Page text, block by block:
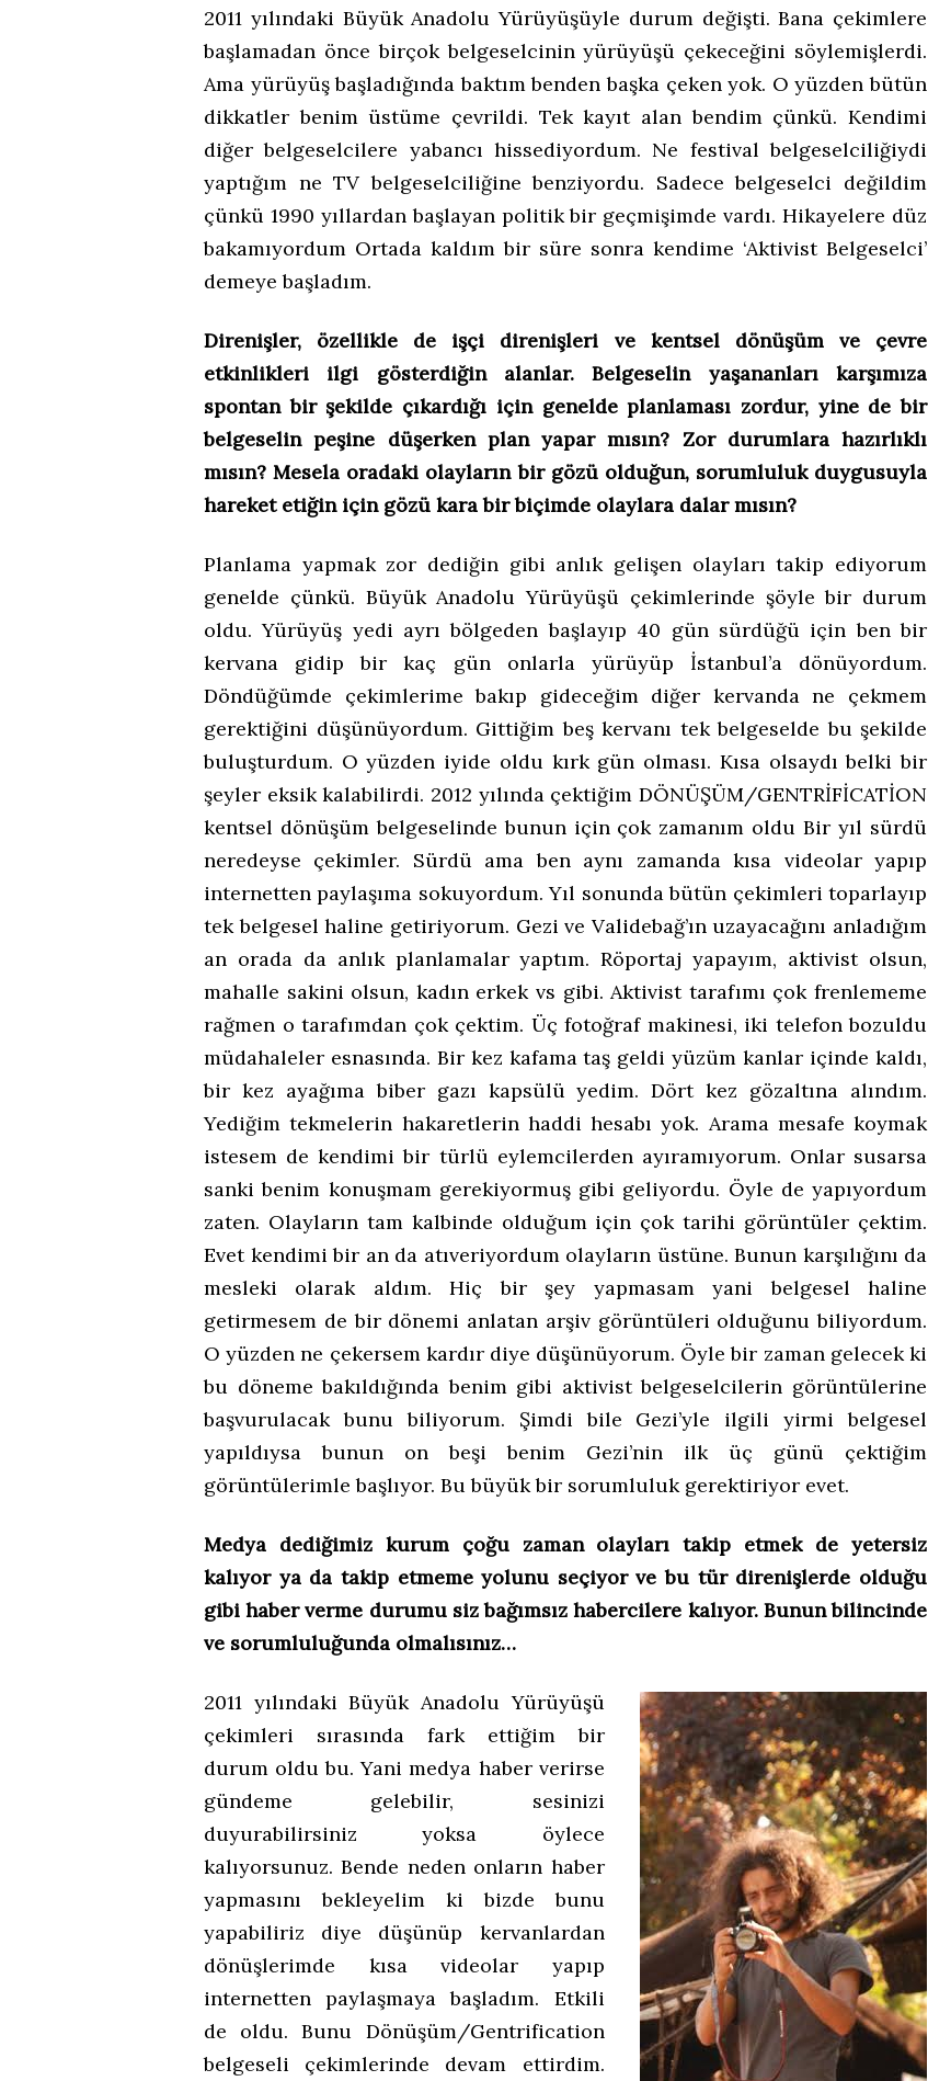
2011 yılındaki Büyük Anadolu Yürüyüşüyle durum değişti. Bana çekimlere
başlamadan önce birçok belgeselcinin yürüyüşü çekeceğini söylemişlerdi.
Ama yürüyüş başladığında baktım benden başka çeken yok. O yüzden bütün
dikkatler benim üstüme çevrildi. Tek kayıt alan bendim çünkü. Kendimi
diğer belgeselcilere yabancı hissediyordum. Ne festival belgeselciliğiydi
yaptığım ne TV belgeselciliğine benziyordu. Sadece belgeselci değildim
çünkü 1990 yıllardan başlayan politik bir geçmişimde vardı. Hikayelere düz
bakamıyordum Ortada kaldım bir süre sonra kendime ‘Aktivist Belgeselci’
demeye başladım.
Direnişler, özellikle de işçi direnişleri ve kentsel dönüşüm ve çevre
etkinlikleri ilgi gösterdiğin alanlar. Belgeselin yaşananları karşımıza
spontan bir şekilde çıkardığı için genelde planlaması zordur, yine de bir
belgeselin peşine düşerken plan yapar mısın? Zor durumlara hazırlıklı
mısın? Mesela oradaki olayların bir gözü olduğun, sorumluluk duygusuyla
hareket etiğin için gözü kara bir biçimde olaylara dalar mısın?
Planlama yapmak zor dediğin gibi anlık gelişen olayları takip ediyorum
genelde çünkü. Büyük Anadolu Yürüyüşü çekimlerinde şöyle bir durum
oldu. Yürüyüş yedi ayrı bölgeden başlayıp 40 gün sürdüğü için ben bir
kervana gidip bir kaç gün onlarla yürüyüp İstanbul’a dönüyordum.
Döndüğümde çekimlerime bakıp gideceğim diğer kervanda ne çekmem
gerektiğini düşünüyordum. Gittiğim beş kervanı tek belgeselde bu şekilde
buluşturdum. O yüzden iyide oldu kırk gün olması. Kısa olsaydı belki bir
şeyler eksik kalabilirdi. 2012 yılında çektiğim DÖNÜŞÜM/GENTRİFİCATİON
kentsel dönüşüm belgeselinde bunun için çok zamanım oldu Bir yıl sürdü
neredeyse çekimler. Sürdü ama ben aynı zamanda kısa videolar yapıp
internetten paylaşıma sokuyordum. Yıl sonunda bütün çekimleri toparlayıp
tek belgesel haline getiriyorum. Gezi ve Validebağ’ın uzayacağını anladığım
an orada da anlık planlamalar yaptım. Röportaj yapayım, aktivist olsun,
mahalle sakini olsun, kadın erkek vs gibi. Aktivist tarafımı çok frenlememe
rağmen o tarafımdan çok çektim. Üç fotoğraf makinesi, iki telefon bozuldu
müdahaleler esnasında. Bir kez kafama taş geldi yüzüm kanlar içinde kaldı,
bir kez ayağıma biber gazı kapsülü yedim. Dört kez gözaltına alındım.
Yediğim tekmelerin hakaretlerin haddi hesabı yok. Arama mesafe koymak
istesem de kendimi bir türlü eylemcilerden ayıramıyorum. Onlar susarsa
sanki benim konuşmam gerekiyormuş gibi geliyordu. Öyle de yapıyordum
zaten. Olayların tam kalbinde olduğum için çok tarihi görüntüler çektim.
Evet kendimi bir an da atıveriyordum olayların üstüne. Bunun karşılığını da
mesleki olarak aldım. Hiç bir şey yapmasam yani belgesel haline
getirmesem de bir dönemi anlatan arşiv görüntüleri olduğunu biliyordum.
O yüzden ne çekersem kardır diye düşünüyorum. Öyle bir zaman gelecek ki
bu döneme bakıldığında benim gibi aktivist belgeselcilerin görüntülerine
başvurulacak bunu biliyorum. Şimdi bile Gezi’yle ilgili yirmi belgesel
yapıldıysa bunun on beşi benim Gezi’nin ilk üç günü çektiğim
görüntülerimle başlıyor. Bu büyük bir sorumluluk gerektiriyor evet.
Medya dediğimiz kurum çoğu zaman olayları takip etmek de yetersiz
kalıyor ya da takip etmeme yolunu seçiyor ve bu tür direnişlerde olduğu
gibi haber verme durumu siz bağımsız habercilere kalıyor. Bunun bilincinde
ve sorumluluğunda olmalısınız…
2011 yılındaki Büyük Anadolu Yürüyüşü
çekimleri sırasında fark ettiğim bir
durum oldu bu. Yani medya haber verirse
gündeme gelebilir, sesinizi
duyurabilirsiniz yoksa öylece
kalıyorsunuz. Bende neden onların haber
yapmasını bekleyelim ki bizde bunu
yapabiliriz diye düşünüp kervanlardan
dönüşlerimde kısa videolar yapıp
internetten paylaşmaya başladım. Etkili
de oldu. Bunu Dönüşüm/Gentrification
belgeseli çekimlerinde devam ettirdim.